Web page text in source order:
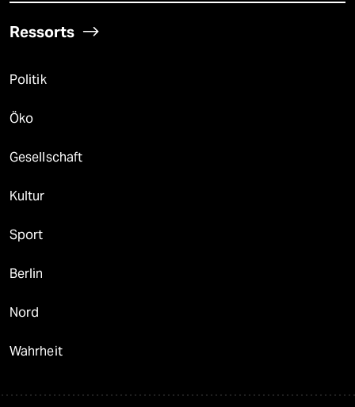
Ressorts
Politik
Öko
Gesellschaft
Kultur
Sport
Berlin
Nord
Wahrheit